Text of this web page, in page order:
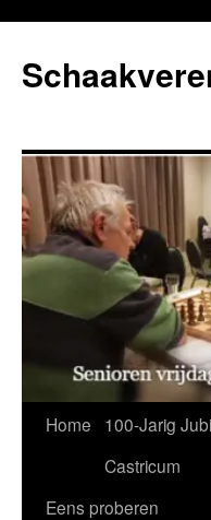
de
inhoud
Home
100-Jarig
Castricum
Eens proberen